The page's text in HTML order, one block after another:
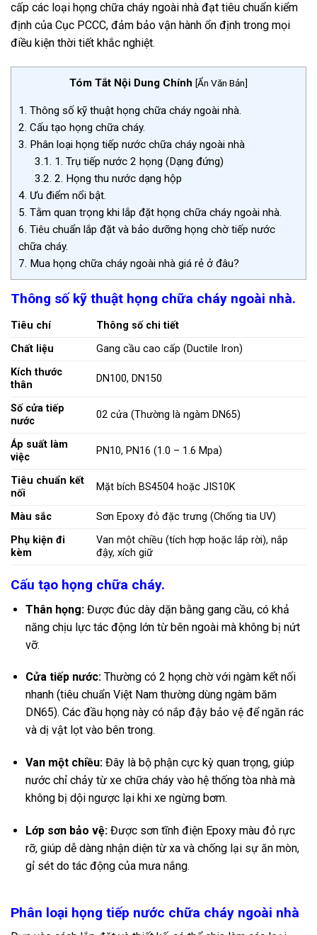
cấp các loại họng chữa cháy ngoài nhà đạt tiêu chuẩn kiểm
định của Cục PCCC, đảm bảo vận hành ổn định trong mọi
điều kiện thời tiết khắc nghiệt.
Tóm Tắt Nội Dung Chính [Ẩn Văn Bản]
1. Thông số kỹ thuật họng chữa cháy ngoài nhà.
2. Cấu tạo họng chữa cháy.
3. Phân loại họng tiếp nước chữa cháy ngoài nhà
3.1. 1. Trụ tiếp nước 2 họng (Dạng đứng)
3.2. 2. Họng thu nước dạng hộp
4. Ưu điểm nổi bật.
5. Tằm quan trọng khi lắp đặt họng chữa cháy ngoài nhà.
6. Tiêu chuẩn lắp đặt và bảo dưỡng họng chờ tiếp nước
chữa cháy.
7. Mua họng chữa cháy ngoài nhà giá rẻ ở đâu?
Thông số kỹ thuật họng chữa cháy ngoài nhà.
Tiêu chí
Thông số chi tiết
Chất liệu
Gang cầu cao cấp (Ductile Iron)
Kích thước
thân
DN100, DN150
Số cửa tiếp
nước
02 cửa (Thường là ngàm DN65)
Áp suất làm
việc
PN10, PN16 (1.0 – 1.6 Mpa)
Tiêu chuẩn kết
nối
Mặt bích BS4504 hoặc JIS10K
Màu sắc
Sơn Epoxy đỏ đặc trưng (Chống tia UV)
Phụ kiện đi
kèm
Van một chiều (tích hợp hoặc lắp rời), nắp
đậy, xích giữ
Cấu tạo họng chữa cháy.
Thân họng:Được đúc dày dặn bằng gang cầu, có khả
năng chịu lực tác động lớn từ bên ngoài mà không bị nứt
vỡ.
Cửa tiếp nước:Thường có 2 họng chờ với ngàm kết nối
nhanh (tiêu chuẩn Việt Nam thường dùng ngàm băm
DN65). Các đầu họng này có nắp đậy bảo vệ để ngăn rác
và dị vật lọt vào bên trong.
Van một chiều:Đây là bộ phận cực kỳ quan trọng, giúp
nước chỉ chảy từ xe chữa cháy vào hệ thống tòa nhà mà
không bị dội ngược lại khi xe ngừng bơm.
Lớp sơn bảo vệ:Được sơn tĩnh điện Epoxy màu đỏ rực
rỡ, giúp dễ dàng nhận diện từ xa và chống lại sự ăn mòn,
gỉ sét do tác động của mưa nắng.
Phân loại họng tiếp nước chữa cháy ngoài nhà